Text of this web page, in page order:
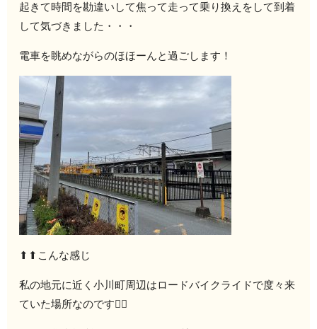
起きて時間を勘違いして焦って走って乗り換えをして到着
して気づきました・・・
電車を眺めながらのほほーんと過ごします！
⬆︎⬆︎こんな感じ
私の地元に近く小川町周辺はロードバイクライドで度々来
ていた場所なのです🚴‍♀️